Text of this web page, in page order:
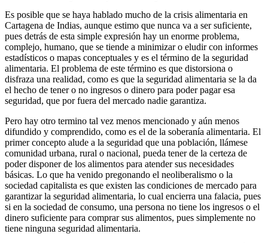
Es posible que se haya hablado mucho de la crisis alimentaria en
Cartagena de Indias, aunque estimo que nunca va a ser suficiente,
pues detrás de esta simple expresión hay un enorme problema,
complejo, humano, que se tiende a minimizar o eludir con informes
estadísticos o mapas conceptuales y es el término de la seguridad
alimentaria. El problema de este término es que distorsiona o
disfraza una realidad, como es que la seguridad alimentaria se la da
el hecho de tener o no ingresos o dinero para poder pagar esa
seguridad, que por fuera del mercado nadie garantiza.
Pero hay otro termino tal vez menos mencionado y aún menos
difundido y comprendido, como es el de la soberanía alimentaria. El
primer concepto alude a la seguridad que una población, llámese
comunidad urbana, rural o nacional, pueda tener de la certeza de
poder disponer de los alimentos para atender sus necesidades
básicas. Lo que ha venido pregonando el neoliberalismo o la
sociedad capitalista es que existen las condiciones de mercado para
garantizar la seguridad alimentaria, lo cual encierra una falacia, pues
si en la sociedad de consumo, una persona no tiene los ingresos o el
dinero suficiente para comprar sus alimentos, pues simplemente no
tiene ninguna seguridad alimentaria.